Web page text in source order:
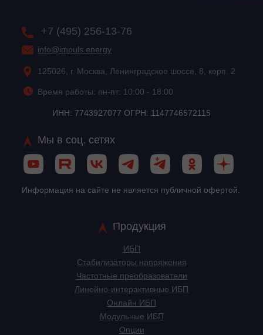
+7 (495) 256-13-76
info@impuls.energy
125026, г. Москва, Ленинградское шоссе, 8, корп. 2
Время работы: пн-пт: 10:00 - 18:00
ИНН: 7743927077 ОГРН: 1147746572115
Мы в соц. сетях
Информация на сайте не является публичной офертой.
Продукция
ИБП
Стабилизаторы напряжения
Частотные преобразователи
Линейно-интерактивные ИБП
Онлайн ИБП
Модульные ИБП
Опции